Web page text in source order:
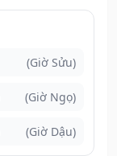
(Giờ Sửu)
(Giờ Ngọ)
(Giờ Dậu)